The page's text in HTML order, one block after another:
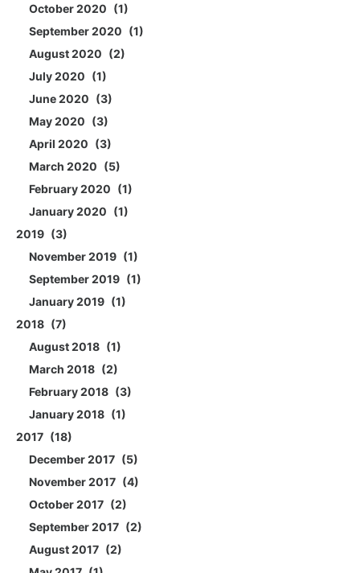
October 2020
1
September 2020
1
August 2020
2
July 2020
1
June 2020
3
May 2020
3
April 2020
3
March 2020
5
February 2020
1
January 2020
1
2019
3
November 2019
1
September 2019
1
January 2019
1
2018
7
August 2018
1
March 2018
2
February 2018
3
January 2018
1
2017
18
December 2017
5
November 2017
4
October 2017
2
September 2017
2
August 2017
2